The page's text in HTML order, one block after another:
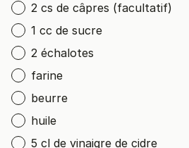
2 cs de câpres (facultatif)
1 cc de sucre
2 échalotes
farine
beurre
huile
5 cl de vinaigre de cidre